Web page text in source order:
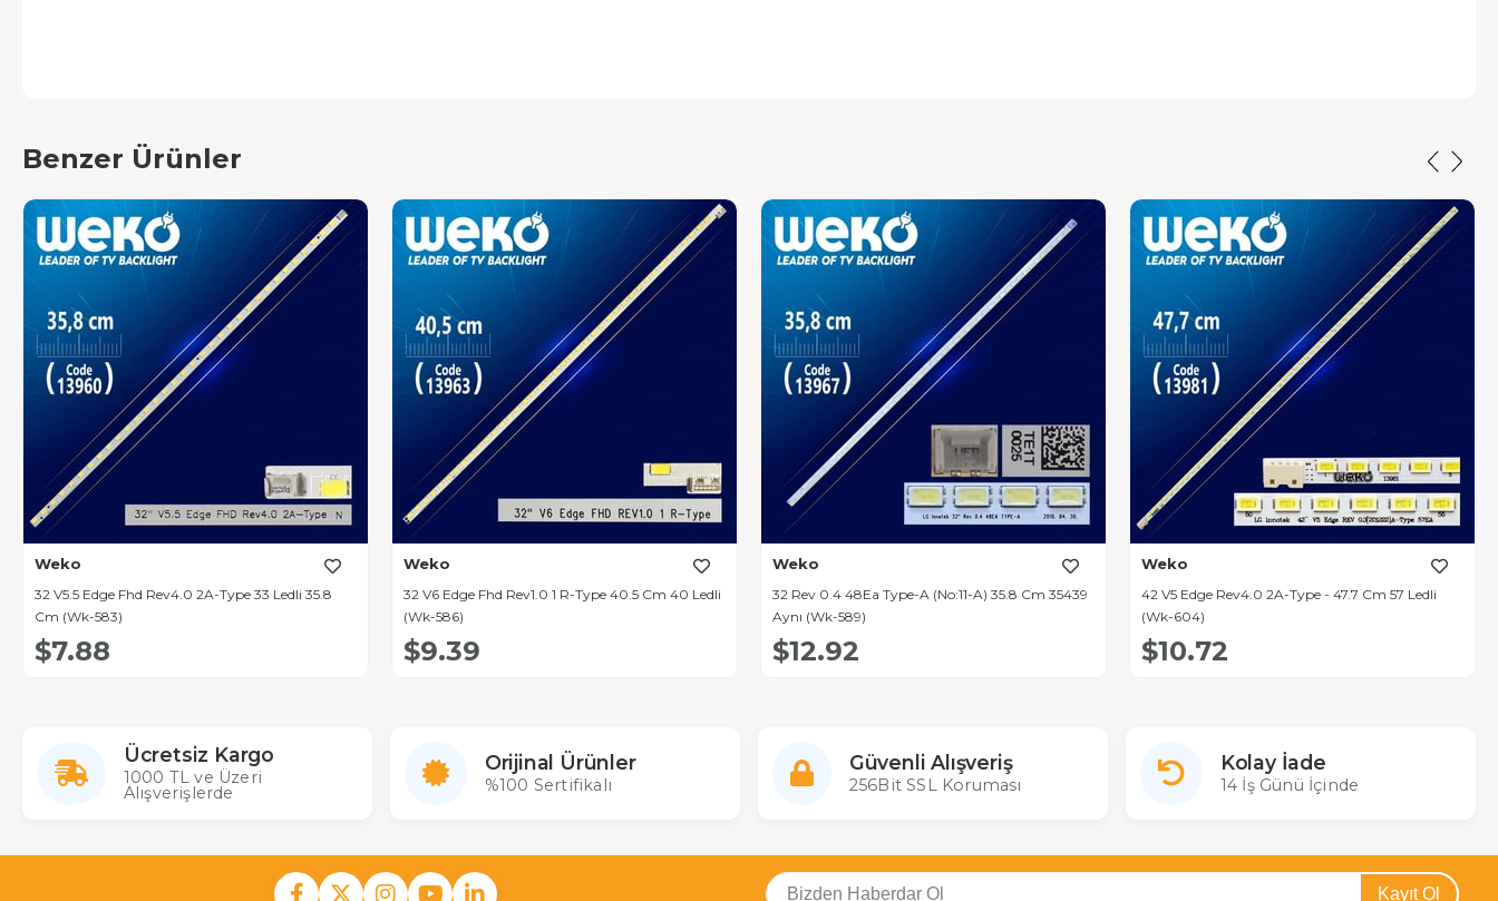
Benzer Ürünler
Weko
32 V5.5 Edge Fhd Rev4.0 2A-Type 33 Ledli 35.8
Cm (Wk-583)
$7.88
Weko
32 V6 Edge Fhd Rev1.0 1 R-Type 40.5 Cm 40 Ledli
(Wk-586)
$9.39
Weko
32 Rev 0.4 48Ea Type-A (No:11-A) 35.8 Cm 35439
Aynı (Wk-589)
$12.92
Weko
42 V5 Edge Rev4.0 2A-Type - 47.7 Cm 57 Ledli
(Wk-604)
$10.72
Ücretsiz Kargo
1000 TL ve Üzeri
Alışverişlerde
Orijinal Ürünler
%100 Sertifikalı
Güvenli Alışveriş
256Bit SSL Koruması
Kolay İade
14 İş Günü İçinde
Kayıt Ol